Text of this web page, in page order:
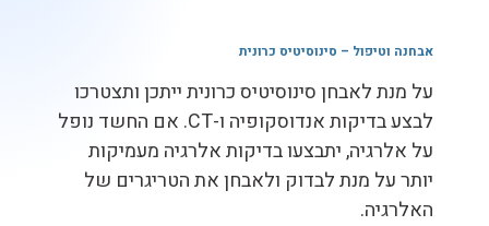
אבחנה וטיפול – סינוסיטיס כרונית
על מנת לאבחן סינוסיטיס כרונית ייתכן ותצטרכו
לבצע בדיקות אנדוסקופיה ו-CT. אם החשד נופל
על אלרגיה, יתבצעו בדיקות אלרגיה מעמיקות
יותר על מנת לבדוק ולאבחן את הטריגרים של
האלרגיה.